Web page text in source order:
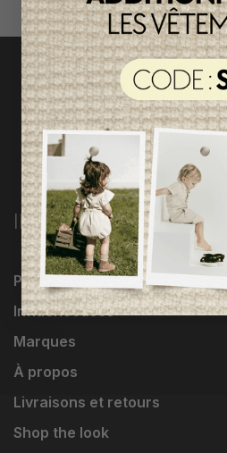
INFORMATIONS
Programme Loyauté
Influenceuses
Marques
À propos
Livraisons et retours
Shop the look